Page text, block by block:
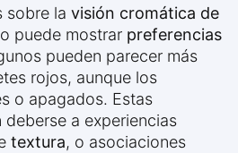
sobre la visión cromática de
puede mostrar preferencias
pueden parecer más
rojos, aunque los
o apagados. Estas
a experiencias
textura, o asociaciones